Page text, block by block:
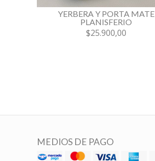
YERBERA Y PORTA MATE
PLANISFERIO
$25.900,00
MEDIOS DE PAGO